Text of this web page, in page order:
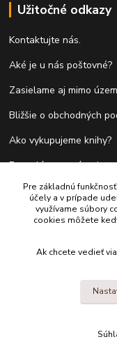
Užitočné odkazy
Kontaktujte nás.
Aké je u nás poštovné?
Zasielame aj mimo
Bližšie o obchodných
Ako vykupujeme knihy?
Formulár pre vrátenie
Kontakty
+421 911 881
Pre základnú
účely a v prípade
využívame súbory
cookies môžete
Ak chcete vedieť